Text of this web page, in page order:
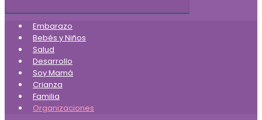
Embarazo
Bebés y Niños
Salud
Desarrollo
Soy Mamá
Crianza
Familia
Organizaciones